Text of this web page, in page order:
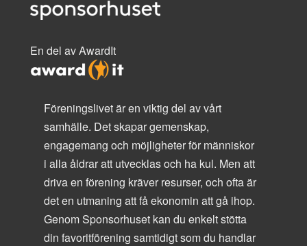
En del av AwardIt
Föreningslivet är en viktig del av vårt
samhälle. Det skapar gemenskap,
engagemang och möjligheter för människor
i alla åldrar att utvecklas och ha kul. Men att
driva en förening kräver resurser, och ofta är
det en utmaning att få ekonomin att gå ihop.
Genom Sponsorhuset kan du enkelt stötta
din favoritförening samtidigt som du handlar